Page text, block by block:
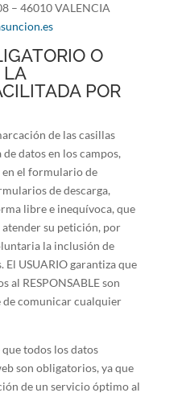
– 46010 VALENCIA
O
LA
POR
de las casillas
datos en los campos,
en el formulario de
de descarga,
libre e inequívoca, que
atender su petición, por
la inclusión de
El USUARIO garantiza que
al RESPONSABLE son
de comunicar cualquier
que todos los datos
son obligatorios, ya que
de un servicio óptimo al